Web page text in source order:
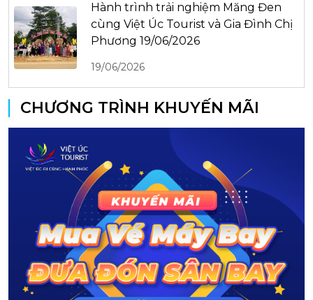
Hành trình trải nghiệm Măng Đen
cùng Việt Úc Tourist và Gia Đình Chị
Phương 19/06/2026
19/06/2026
CHƯƠNG TRÌNH KHUYẾN MÃI